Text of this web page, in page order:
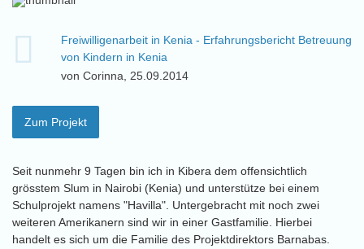
Freiwilligenarbeit in Kenia - Erfahrungsbericht Betreuung
von Kindern in Kenia
von Corinna, 25.09.2014
Zum Projekt
Seit nunmehr 9 Tagen bin ich in Kibera dem offensichtlich
grösstem Slum in Nairobi (Kenia) und unterstütze bei einem
Schulprojekt namens "Havilla". Untergebracht mit noch zwei
weiteren Amerikanern sind wir in einer Gastfamilie. Hierbei
handelt es sich um die Familie des Projektdirektors Barnabas.